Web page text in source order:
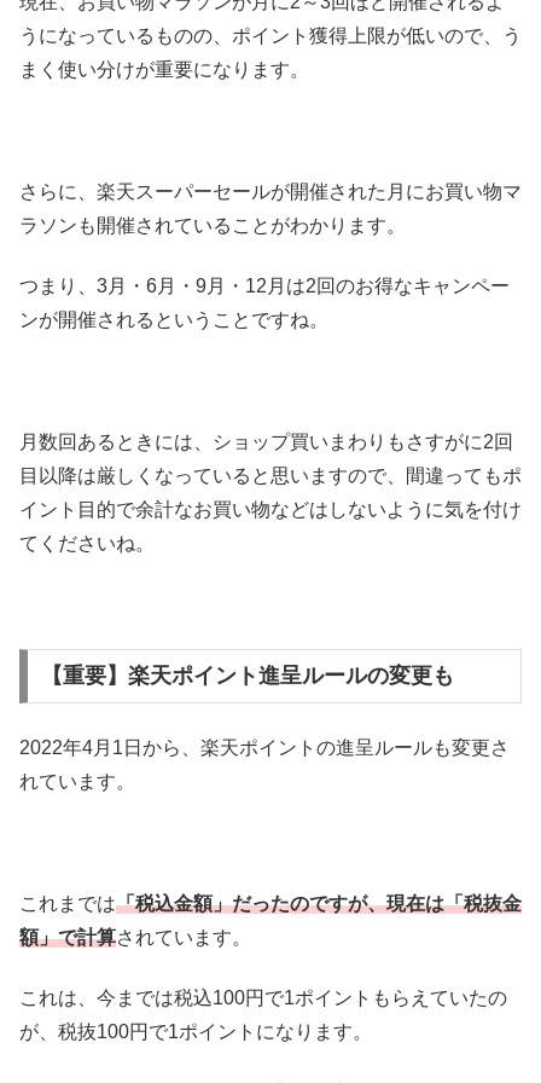
うになっているものの、ポイント獲得上限が低いので、う
まく使い分けが重要になります。
さらに、楽天スーパーセールが開催された月にお買い物マ
ラソンも開催されていることがわかります。
つまり、3月・6月・9月・12月は2回のお得なキャンペー
ンが開催されるということですね。
月数回あるときには、ショップ買いまわりもさすがに2回
目以降は厳しくなっていると思いますので、間違ってもポ
イント目的で余計なお買い物などはしないように気を付け
てくださいね。
【重要】楽天ポイント進呈ルールの変更も
2022年4月1日から、楽天ポイントの進呈ルールも変更さ
れています。
これまでは「税込金額」だったのですが、現在は「税抜金
額」で計算されています。
これは、今までは税込100円で1ポイントもらえていたの
が、税抜100円で1ポイントになります。